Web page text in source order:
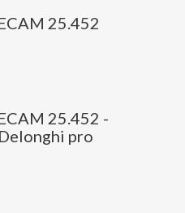
25.452
25.452 -
pro